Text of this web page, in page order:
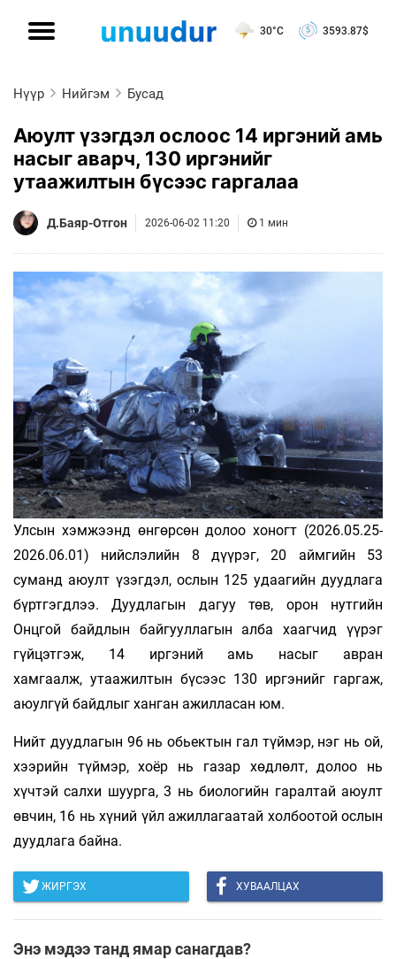
30°C 3593.87$
Нүүр Нийгэм Бусад
Аюулт үзэгдэл ослоос 14 иргэний амь
насыг аварч, 130 иргэнийг
утаажилтын бүсээс гаргалаа
Д.Баяр-Отгон 2026-06-02 11:20 1 мин
Улсын хэмжээнд өнгөрсөн долоо хоногт (2026.05.25-
2026.06.01) нийслэлийн 8 дүүрэг, 20 аймгийн 53
суманд аюулт үзэгдэл, ослын 125 удаагийн дуудлага
бүртгэгдлээ. Дуудлагын дагуу төв, орон нутгийн
Онцгой байдлын байгууллагын алба хаагчид үүрэг
гүйцэтгэж, 14 иргэний амь насыг авран
хамгаалж, утаажилтын бүсээс 130 иргэнийг гаргаж,
аюулгүй байдлыг ханган ажилласан юм.
Нийт дуудлагын 96 нь обьектын гал түймэр, нэг нь ой,
хээрийн түймэр, хоёр нь газар хөдлөлт, долоо нь
хүчтэй салхи шуурга, 3 нь биологийн гаралтай аюулт
өвчин, 16 нь хүний үйл ажиллагаатай холбоотой ослын
дуудлага байна.
ЖИРГЭХ ХУВААЛЦАХ
Энэ мэдээ танд ямар санагдав?